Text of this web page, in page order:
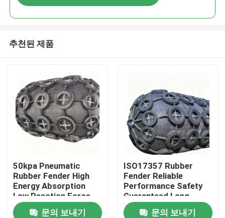
추천된 제품
50kpa Pneumatic
Rubber Fender High
Energy Absorption
Low Reaction Force
Durable Use
문의 보내기
ISO17357 Rubber
Fender Reliable
Performance Safety
Guaranteed Long
Service Life
문의 보내기